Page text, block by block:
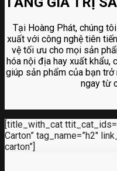
Tại Hoàng Phát, chúng
xuất với công nghệ tiên
vệ tối ưu cho mọi sản
hóa nội địa hay xuất khẩu,
giúp sản phẩm của bạn
ngay từ
[title_with_cat
Carton” tag_name=”h2″
carton”]